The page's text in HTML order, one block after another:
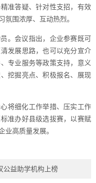
准答疑、针对性支招，有效
氛围浓厚、互动热烈。
。会议指出，企业参赛既可
发展思路，也可以充分宣介
专业服务等政策支持，意义
挖掘亮点、积极报名、展现
将细化工作举措、压实工作
准办好县级选拔赛，以赛赋
业高质量发展。
公益助学机构上榜